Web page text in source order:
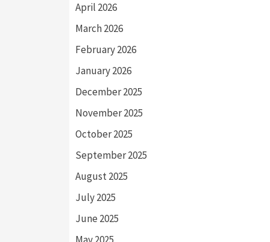
April 2026
March 2026
February 2026
January 2026
December 2025
November 2025
October 2025
September 2025
August 2025
July 2025
June 2025